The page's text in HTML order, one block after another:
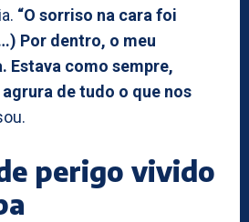
“O sorriso na cara foi
Por dentro, o meu
Estava como sempre,
de tudo o que nos
perigo vivido